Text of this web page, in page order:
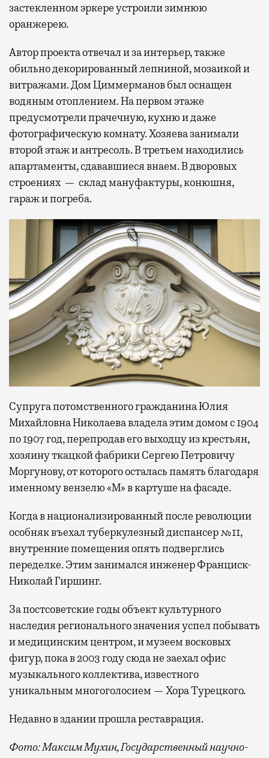
застекленном эркере устроили зимнюю
оранжерею.
Автор проекта отвечал и за интерьер, также
обильно декорированный лепниной, мозаикой и
витражами. Дом Циммерманов был оснащен
водяным отоплением. На первом этаже
предусмотрели прачечную, кухню и даже
фотографическую комнату. Хозяева занимали
второй этаж и антресоль. В третьем находились
апартаменты, сдававшиеся внаем. В дворовых
строениях — склад мануфактуры, конюшня,
гараж и погреба.
Супруга потомственного гражданина Юлия
Михайловна Николаева владела этим домом с 1904
по 1907 год, перепродав его выходцу из крестьян,
хозяину ткацкой фабрики Сергею Петровичу
Моргунову, от которого осталась память благодаря
именному вензелю «М» в картуше на фасаде.
Когда в национализированный после революции
особняк въехал туберкулезный диспансер №11,
внутренние помещения опять подверглись
переделке. Этим занимался инженер Франциск-
Николай Гиршинг.
За постсоветские годы объект культурного
наследия регионального значения успел побывать
и медицинским центром, и музеем восковых
фигур, пока в 2003 году сюда не заехал офис
музыкального коллектива, известного
уникальным многоголосием — Хора Турецкого.
Недавно в здании прошла реставрация.
Фото: Максим Мухин, Государственный научно-